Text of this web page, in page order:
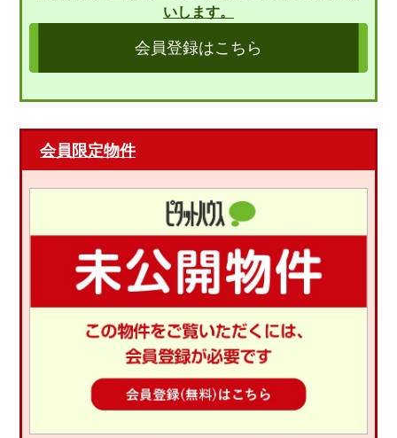
いします。
会員登録はこちら
会員限定物件